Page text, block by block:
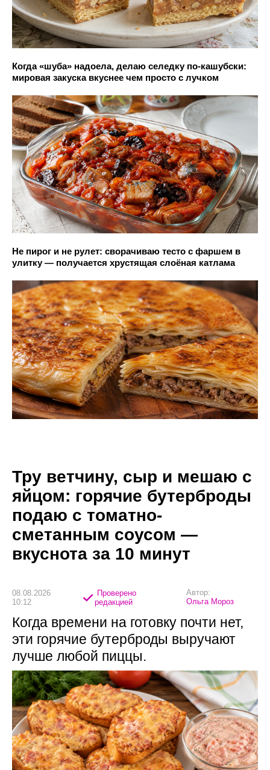
Когда «шуба» надоела, делаю селедку по-кашубски:
мировая закуска вкуснее чем просто с лучком
Не пирог и не рулет: сворачиваю тесто с фаршем в
улитку — получается хрустящая слоёная катлама
Тру ветчину, сыр и мешаю с
яйцом: горячие бутерброды
подаю с томатно-
сметанным соусом —
вкуснота за 10 минут
08.08.2026
10:12
Проверено
редакцией
Автор:
Ольга Мороз
Когда времени на готовку почти нет,
эти горячие бутерброды выручают
лучше любой пиццы.